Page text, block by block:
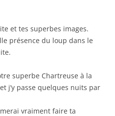
et tes superbes images.
présence du loup dans le
superbe Chartreuse à la
j’y passe quelques nuits par
vraiment faire ta